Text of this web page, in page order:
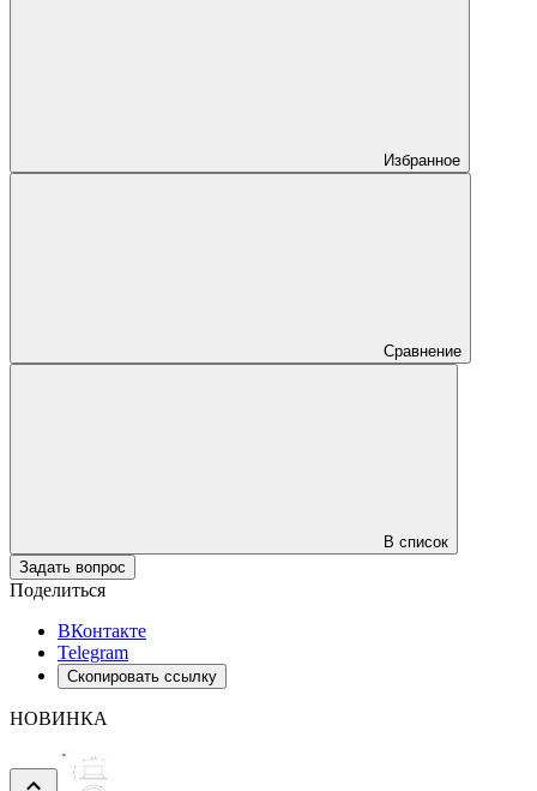
Избранное
Сравнение
В список
Задать вопрос
Поделиться
ВКонтакте
Telegram
Скопировать ссылку
НОВИНКА